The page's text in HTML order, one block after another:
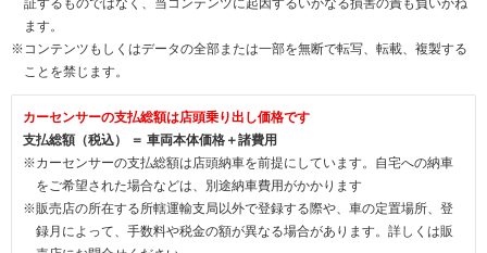
ます。
※コンテンツもしくはデータの全部または一部を無断で転写、転載、複製する
ことを禁じます。
カーセンサーの支払総額は店頭乗り出し価格です
支払総額（税込） ＝ 車両本体価格＋諸費用
※カーセンサーの支払総額は店頭納車を前提にしています。自宅への納車
をご希望された場合などは、別途納車費用がかかります
※販売店の所在する所轄運輸支局以外で登録する際や、車の定置場所、登
録月によって、手数料や税金の額が異なる場合があります。詳しくは販